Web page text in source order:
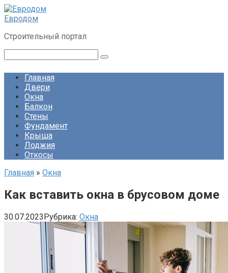
Перейти
к
Евродом
Строительный портал
Главная
Двери
Окна
Балкон
Стены
Фундамент
Крыша
Лоджия
Откосы
Главная » Окна
Как вставить окна в брусовом доме
30.07.2023Рубрика: Окна